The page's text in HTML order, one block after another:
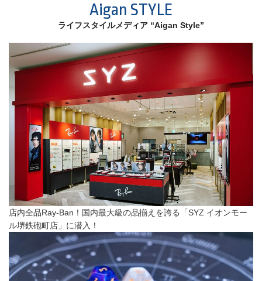
Aigan STYLE
ライフスタイルメディア “Aigan Style”
店内全品Ray-Ban！国内最大級の品揃えを誇る「SYZ イオンモー
ル堺鉄砲町店」に潜入！